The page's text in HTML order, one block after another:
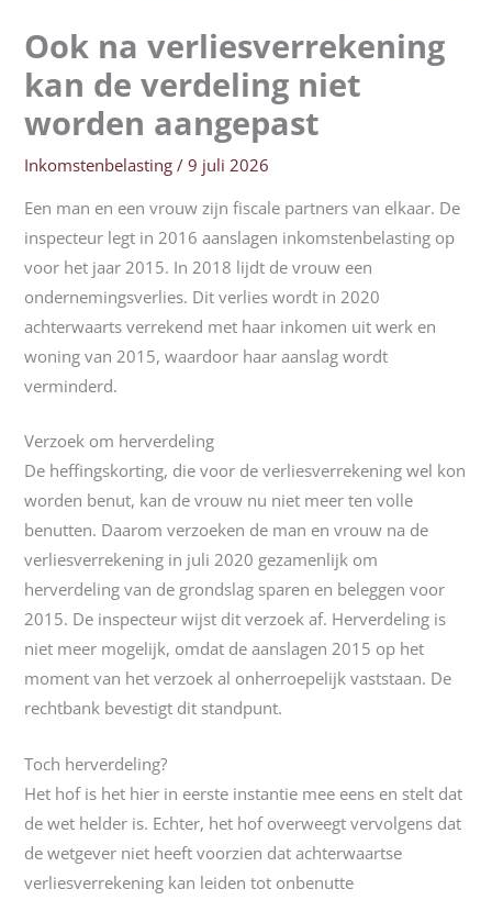
Ook na verliesverrekening
kan de verdeling niet
worden aangepast
Inkomstenbelasting /9 juli 2026
Een man en een vrouw zijn fiscale partners van elkaar. De
inspecteur legt in 2016 aanslagen inkomstenbelasting op
voor het jaar 2015. In 2018 lijdt de vrouw een
ondernemingsverlies. Dit verlies wordt in 2020
achterwaarts verrekend met haar inkomen uit werk en
woning van 2015, waardoor haar aanslag wordt
verminderd.
Verzoek om herverdeling
De heffingskorting, die voor de verliesverrekening wel kon
worden benut, kan de vrouw nu niet meer ten volle
benutten. Daarom verzoeken de man en vrouw na de
verliesverrekening in juli 2020 gezamenlijk om
herverdeling van de grondslag sparen en beleggen voor
2015. De inspecteur wijst dit verzoek af. Herverdeling is
niet meer mogelijk, omdat de aanslagen 2015 op het
moment van het verzoek al onherroepelijk vaststaan. De
rechtbank bevestigt dit standpunt.
Toch herverdeling?
Het hof is het hier in eerste instantie mee eens en stelt dat
de wet helder is. Echter, het hof overweegt vervolgens dat
de wetgever niet heeft voorzien dat achterwaartse
verliesverrekening kan leiden tot onbenutte